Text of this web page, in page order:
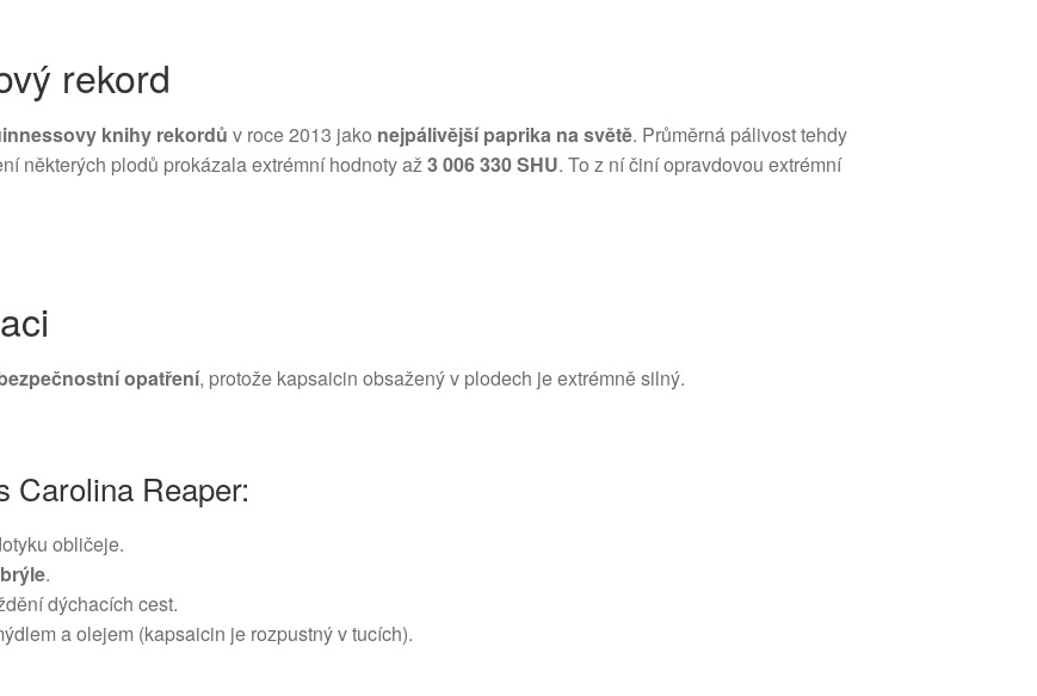
rekord
knihy rekordů v roce 2013 jako nejpálivější paprika na světě. Průměrná pálivost tehdy
některých plodů prokázala extrémní hodnoty až3 006 330 SHU. To z ní činí opravdovou extrémní
opatření, protože kapsaicin obsažený v plodech je extrémně silný.
Carolina Reaper:
obličeje.
.
dýchacích cest.
a olejem (kapsaicin je rozpustný v tucích).